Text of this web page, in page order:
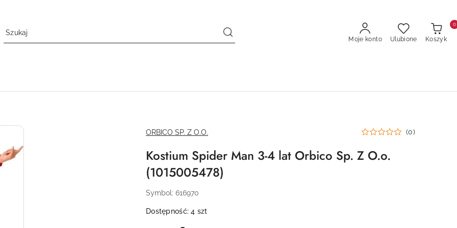
Moje konto Ulubione Koszyk
0
NAZWA
PRODUCENTA:
ORBICO SP. Z O.O. (0)
Kostium Spider Man 3-4 lat Orbico Sp. Z O.o.
(1015005478)
Symbol: 616970
Dostępność:4 szt